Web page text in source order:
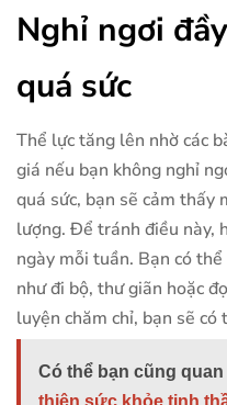
Nghỉ ngơi
quá sức
Thể lực tăng lên nhờ các
giá nếu bạn không nghỉ
quá sức, bạn sẽ cảm thấy
lượng. Để tránh điều này,
ngày mỗi tuần. Bạn có
như đi bộ, thư giãn hoặc
luyện chăm chỉ, bạn sẽ
Có thể bạn cũng quan
thiện sức khỏe tinh